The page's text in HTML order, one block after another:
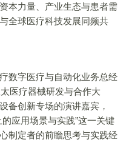
本力量、产业生态与患者需
全球医疗科技发展同频共
字医疗与自动化业务总经
医疗器械研发与合作大
备创新专场的演讲嘉宾，
应用场景与实践”这一关键
制定者的前瞻思考与实践经